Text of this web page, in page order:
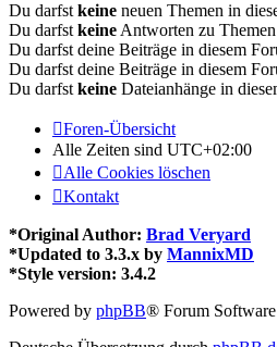
Du darfstkeine neuen Themen in
Du darfstkeineAntworten zu
Du darfst deine Beiträge in diesem
Du darfst deine Beiträge in diesem
Du darfstkeine Dateianhänge in
Foren-Übersicht
Alle Zeiten sind UTC+02:00
Alle Cookies löschen
Kontakt
*Original Author: Brad Veryard
*Updated to 3.3.x by MannixMD
*Style version: 3.4.2
Powered by phpBB® Forum